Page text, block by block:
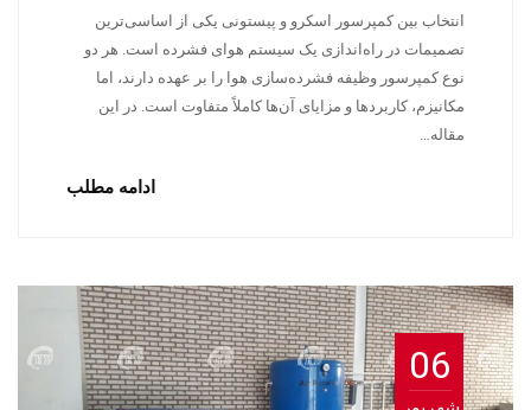
انتخاب بین کمپرسور اسکرو و پیستونی یکی از اساسی‌ترین
تصمیمات در راه‌اندازی یک سیستم هوای فشرده است. هر دو
نوع کمپرسور وظیفه فشرده‌سازی هوا را بر عهده دارند، اما
مکانیزم، کاربردها و مزایای آن‌ها کاملاً متفاوت است. در این
مقاله…
ادامه مطلب
06